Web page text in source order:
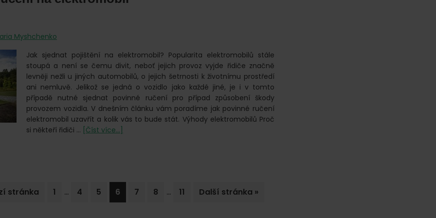
Myshchenko
Jak sjednat pojištění na elektromobil? Popularita elektromobilů stále
stoupá a není se čemu divit, neboť jejich provoz vyjde řidiče značně
levněji nežli u jiných automobilů, o jejich šetrnosti k životnímu prostředí
ani nemluvě. Jelikož se jedná o vozidlo jako každé jiné, je i v tomto
případě nutné sjednat povinné ručení pro případ způsobení škody
provozem vozidla. V dnešním článku vám poradíme jak povinné ručení
elektromobil uzavřít a kolik vás to bude stát. Výhody elektromobilů Proč
si někteří řidiči … [Číst více...]
stránka
Go
1
Interim
…
Go
4
Go
5
Go
to
6
Go
7
Go
8
Interim
…
Go
11
Jdi
Další stránka »